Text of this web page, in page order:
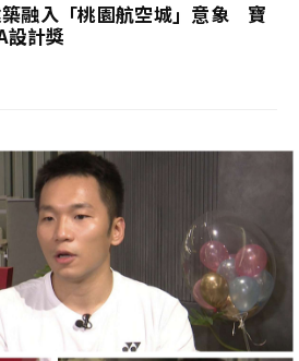
融入「桃園航空城」意象 寶
設計獎